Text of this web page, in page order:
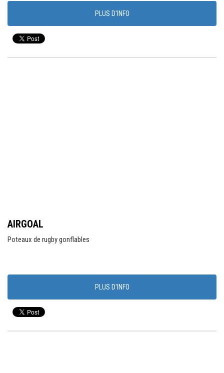
PLUS D'INFO
AIRGOAL
Poteaux de rugby gonflables
PLUS D'INFO